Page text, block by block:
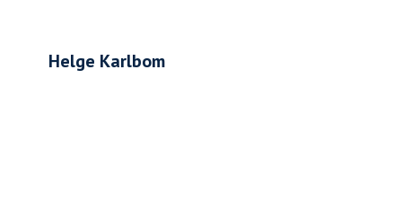
Helge Karlbom